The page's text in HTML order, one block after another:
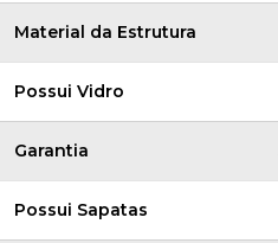
Material da Estrutura
Possui Vidro
Garantia
Possui Sapatas